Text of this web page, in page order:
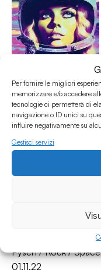
Per fornire le migliori
memorizzare e/o accedere
tecnologie ci permetterà di
navigazione o ID unici su
influire negativamente su
Gestisci servizi
Indie/Pysch/Rock
21.03.23
Poptones #122 w/
Pysch/Rock/
01.11.22